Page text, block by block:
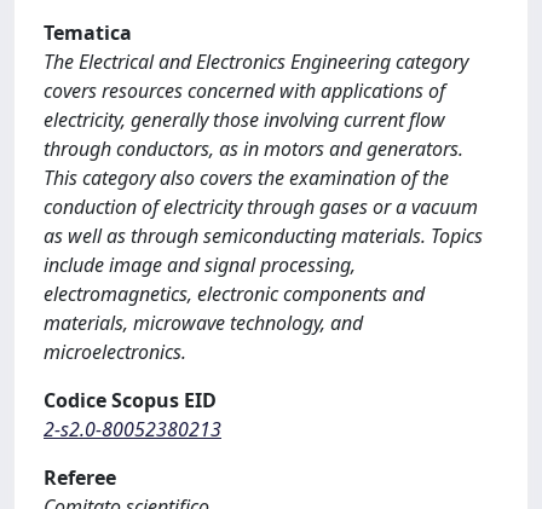
Tematica
The Electrical and Electronics Engineering category
covers resources concerned with applications of
electricity, generally those involving current flow
through conductors, as in motors and generators.
This category also covers the examination of the
conduction of electricity through gases or a vacuum
as well as through semiconducting materials. Topics
include image and signal processing,
electromagnetics, electronic components and
materials, microwave technology, and
microelectronics.
Codice Scopus EID
2-s2.0-80052380213
Referee